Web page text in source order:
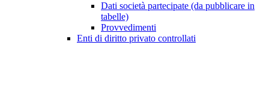
Dati società partecipate (da pubblicare in
tabelle)
Provvedimenti
Enti di diritto privato controllati